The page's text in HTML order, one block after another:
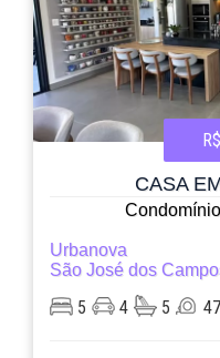
CASA
Urbanova
São José dos
5 4 5